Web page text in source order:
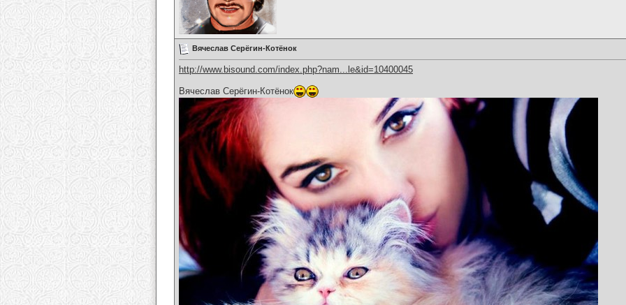
Вячеслав Серёгин-Котёнок
http://www.bisound.com/index.php?nam...le&id=10400045
Вячеслав Серёгин-Котёнок